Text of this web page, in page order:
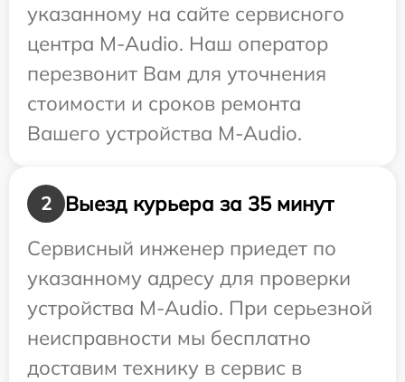
указанному на сайте сервисного
центра M-Audio. Наш оператор
перезвонит Вам для уточнения
стоимости и сроков ремонта
Вашего устройства M-Audio.
2
Выезд курьера за 35 минут
Сервисный инженер приедет по
указанному адресу для проверки
устройства M-Audio. При серьезной
неисправности мы бесплатно
доставим технику в сервис в